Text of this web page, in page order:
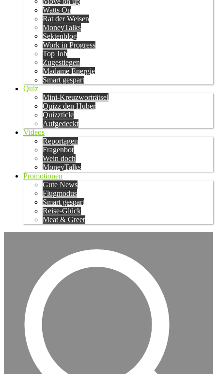
Watts On
Rat der Weisen
MoneyTalks
Sektenblog
Work in Progress
Top Job
Zugestiegen
Madame Energie
Smart gespart
Quiz
Mini-Kreuzworträtsel
Quizz den Huber
Quizzticle
Aufgedeckt
Videos
Reportagen
Fragenbot
Wein doch
MoneyTalks
Promotionen
Gute News
Flugmodus
Smart gespart
Reise-Glück
Meat & Greet